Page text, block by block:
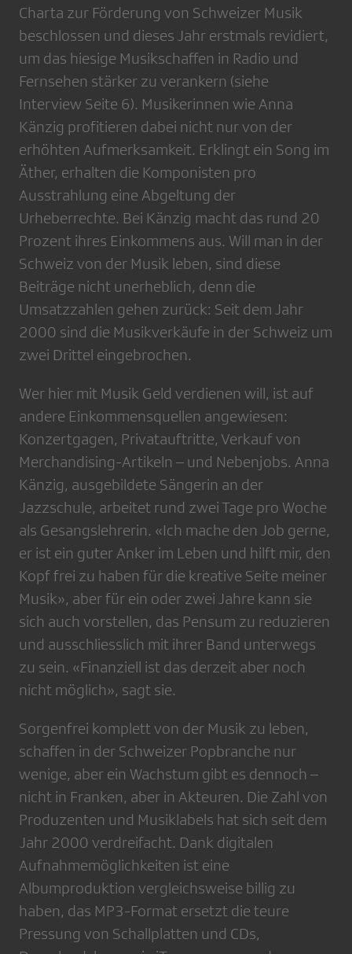
Charta zur Förderung von Schweizer Musik
beschlossen und dieses Jahr erstmals revidiert,
um das hiesige Musikschaffen in Radio und
Fernsehen stärker zu verankern (siehe
Interview Seite 6). Musikerinnen wie Anna
Känzig profitieren dabei nicht nur von der
erhöhten Aufmerksamkeit. Erklingt ein Song im
Äther, erhalten die Komponisten pro
Ausstrahlung eine Abgeltung der
Urheberrechte. Bei Känzig macht das rund 20
Prozent ihres Einkommens aus. Will man in der
Schweiz von der Musik leben, sind diese
Beiträge nicht unerheblich, denn die
Umsatzzahlen gehen zurück: Seit dem Jahr
2000 sind die Musikverkäufe in der Schweiz um
zwei Drittel eingebrochen.
Wer hier mit Musik Geld verdienen will, ist auf
andere Einkommensquellen angewiesen:
Konzertgagen, Privatauftritte, Verkauf von
Merchandising-Artikeln – und Nebenjobs. Anna
Känzig, ausgebildete Sängerin an der
Jazzschule, arbeitet rund zwei Tage pro Woche
als Gesangslehrerin. «Ich mache den Job gerne,
er ist ein guter Anker im Leben und hilft mir, den
Kopf frei zu haben für die kreative Seite meiner
Musik», aber für ein oder zwei Jahre kann sie
sich auch vorstellen, das Pensum zu reduzieren
und ausschliesslich mit ihrer Band unterwegs
zu sein. «Finanziell ist das derzeit aber noch
nicht möglich», sagt sie.
Sorgenfrei komplett von der Musik zu leben,
schaffen in der Schweizer Popbranche nur
wenige, aber ein Wachstum gibt es dennoch –
nicht in Franken, aber in Akteuren. Die Zahl von
Produzenten und Musiklabels hat sich seit dem
Jahr 2000 verdreifacht. Dank digitalen
Aufnahmemöglichkeiten ist eine
Albumproduktion vergleichsweise billig zu
haben, das MP3-Format ersetzt die teure
Pressung von Schallplatten und CDs,